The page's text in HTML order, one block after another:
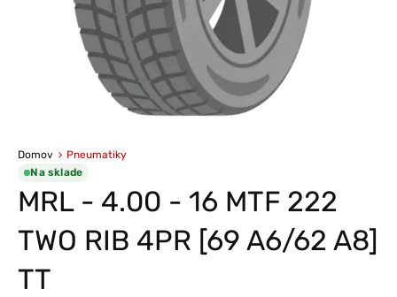
Domov
Pneumatiky
Na sklade
MRL - 4.00 - 16 MTF 222
TWO RIB 4PR [69 A6/62 A8]
TT